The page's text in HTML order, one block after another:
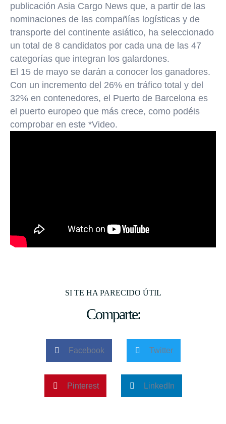
publicación Asia Cargo News que, a partir de las
nominaciones de las compañías logísticas y de
transporte del continente asiático, ha seleccionado
un total de 8 candidatos por cada una de las 47
categorías que integran los galardones.
El 15 de mayo se darán a conocer los ganadores.
Con un incremento del 26% en tráfico total y del
32% en contenedores, el Puerto de Barcelona es
el puerto europeo que más crece, como podéis
comprobar en este *Video.
SI TE HA PARECIDO ÚTIL
Comparte:
Facebook Twitter
Pinterest LinkedIn